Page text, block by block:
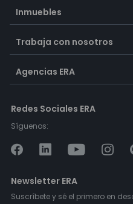
Inmuebles
Trabaja con nosotros
Agencias ERA
Redes Sociales ERA
Síguenos:
Newsletter ERA
Suscríbete y sé el primero en